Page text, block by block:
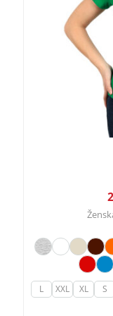
izabrane
L XXL XL S